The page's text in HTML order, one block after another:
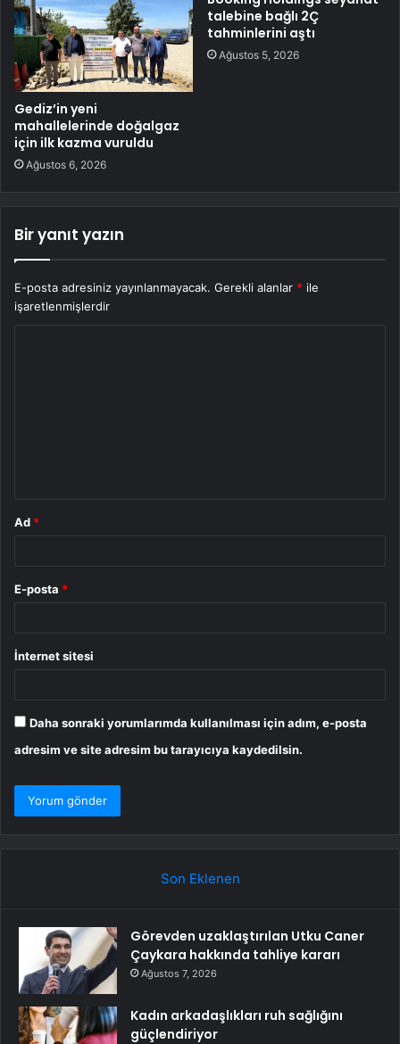
Gediz’in yeni
mahallelerinde doğalgaz
için ilk kazma vuruldu
Ağustos 6, 2026
talebine bağlı 2Ç
tahminlerini aştı
Ağustos 5, 2026
Bir yanıt yazın
E-posta adresiniz yayınlanmayacak. Gerekli alanlar * ile
işaretlenmişlerdir
Ad *
E-posta *
İnternet sitesi
Daha sonraki yorumlarımda kullanılması için adım, e-posta
adresim ve site adresim bu tarayıcıya kaydedilsin.
Son Eklenen
Görevden uzaklaştırılan Utku Caner
Çaykara hakkında tahliye kararı
Ağustos 7, 2026
Kadın arkadaşlıkları ruh sağlığını
güçlendiriyor